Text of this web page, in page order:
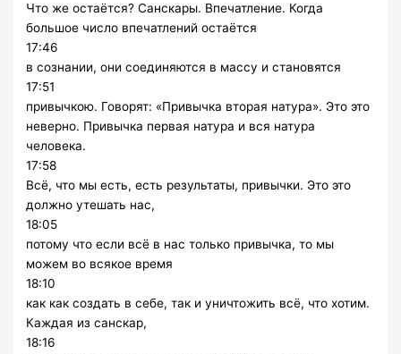
Что же остаётся? Санскары. Впечатление. Когда
большое число впечатлений остаётся
17:46
в сознании, они соединяются в массу и становятся
17:51
привычкою. Говорят: «Привычка вторая натура». Это это
неверно. Привычка первая натура и вся натура
человека.
17:58
Всё, что мы есть, есть результаты, привычки. Это это
должно утешать нас,
18:05
потому что если всё в нас только привычка, то мы
можем во всякое время
18:10
как как создать в себе, так и уничтожить всё, что хотим.
Каждая из санскар,
18:16